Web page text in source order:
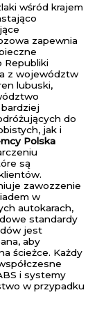
wśród krajem
zapewnia
Republiki
z województw
lubuski,
do
jak i
Polska
są
zawozzenie
w
autokarach,
standardy
jest
aby
ścieżce. Każdy
i systemy
w przypadku